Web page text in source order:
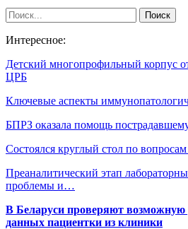
Интересное:
Детский многопрофильный корпус
ЦРБ
Ключевые аспекты
БПРЗ оказала помощь
Состоялся круглый стол по
Преаналитический этап
проблемы и…
В Беларуси проверяют возможную
данных пациентки из клиники